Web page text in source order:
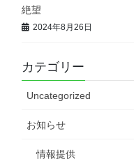
絶望
2024年8月26日
カテゴリー
Uncategorized
お知らせ
情報提供